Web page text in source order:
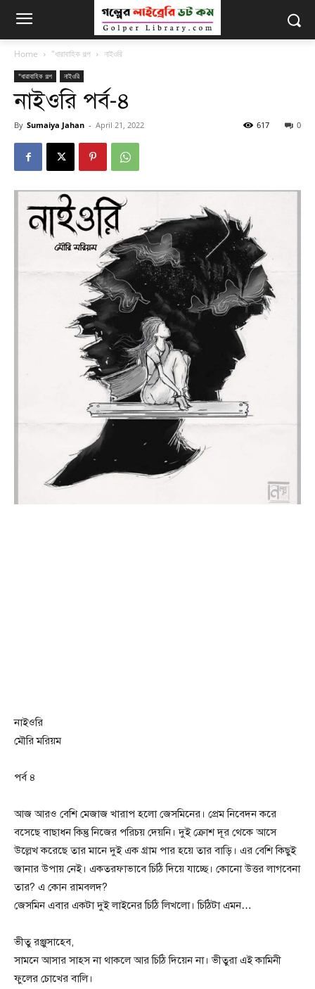
Home "ধারাবাহিক গল্প নাইওরি
"ধারাবাহিক গল্প নাইওরি
নাইওরি পর্ব-৪
By Sumaiya Jahan - April 21, 2022 0
617
নাইওরি
মৌরি মরিয়ম
পর্ব ৪
আজ আরও বেশি মেজাজ খারাপ হলো জেসমিনের। প্রেম নিবেদন করে
বসেছে বাছাধন কিন্তু নিজের পরিচয় দেয়নি। দুই ক্রোশ দূর থেকে আসে
উল্লেখ করেছে তার মানে দুই এক গ্রাম পার হয়ে তার বাড়ি। এর বেশি কিছুই
জানার উপায় নেই। একতরফাভাবে চিঠি দিয়ে যাচ্ছে। কোনো উত্তর লাগবেনা
তার? এ কোন রামবলদ?
জেসমিন এবার একটা দুই লাইনের চিঠি লিখলো। চিঠিটা এমন…
ভীতু রঞ্জুসাহেব,
সামনে আসার সাহস না থাকলে আর চিঠি দিয়েন না। ভীতুরা এই কামিনী
ফুলের চোখের বালি।